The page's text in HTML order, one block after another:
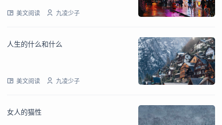
美文阅读 九凌少子
人生的什么和什么
美文阅读 九凌少子
女人的猫性